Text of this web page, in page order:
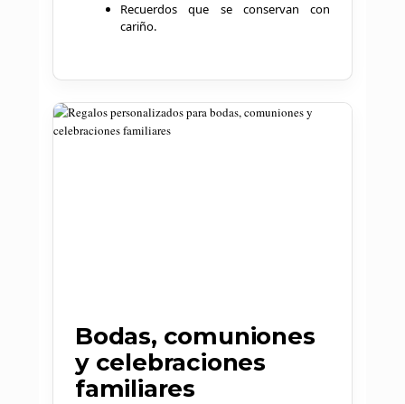
Recuerdos que se conservan con
cariño.
Bodas, comuniones
y celebraciones
familiares